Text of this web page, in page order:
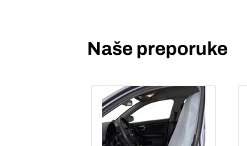
Naše preporuke